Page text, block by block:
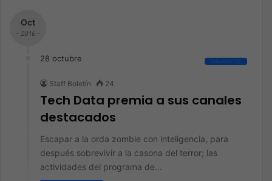
Oct
- 2016 -
28 octubre Industria TIC
Staff Boletín 24
Tech Data premia a sus canales
destacados
Escapar a la orda zombie con inteligencia, para
después sobrevivir a la casona del terror; las
actividades del programa de…